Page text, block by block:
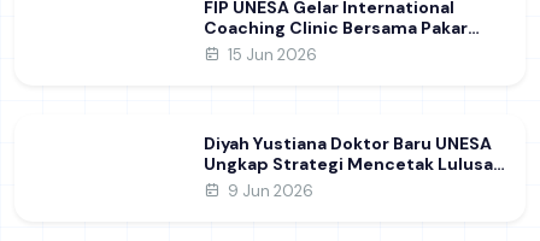
FIP UNESA Gelar International
Coaching Clinic Bersama Pakar
Khon Kaen University Thailand,
15 Jun 2026
Diyah Yustiana Doktor Baru UNESA
Ungkap Strategi Mencetak Lulusan
SMK yang Siap Hadapi Dunia Kerja
9 Jun 2026